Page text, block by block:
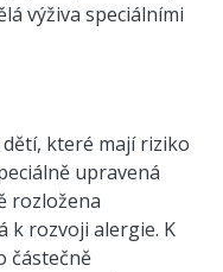
výživa speciálními
které mají riziko
upravená
rozložena
k rozvoji alergie. K
částečně